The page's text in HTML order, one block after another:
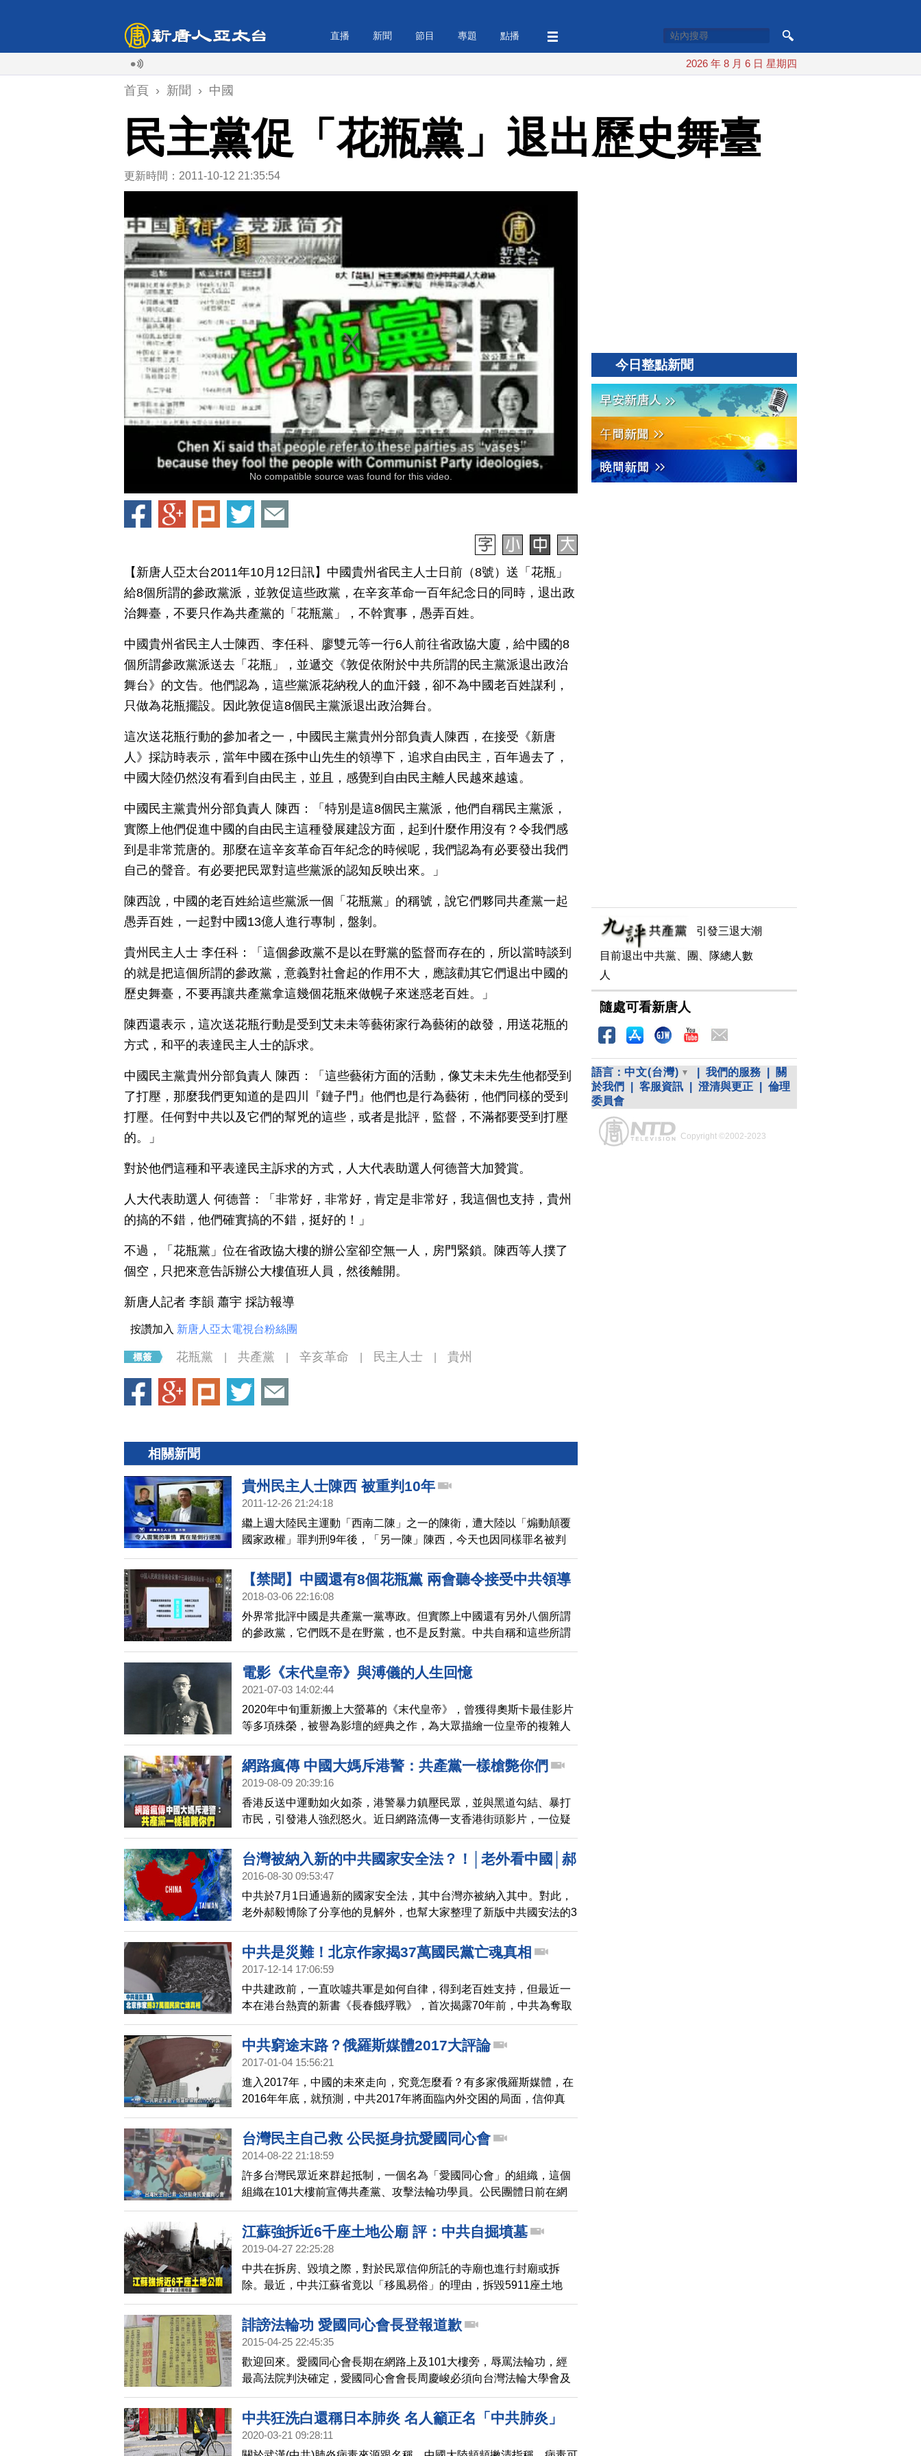
直播 新聞 節目 專題 點播
2026 年 8 月 6 日 星期四
首頁 › 新聞 › 中國
民主黨促「花瓶黨」退出歷史舞臺
更新時間：2011-10-12 21:35:54
No compatible source was found for this video.
【新唐人亞太台2011年10月12日訊】中國貴州省民主人士日前（8號）送「花瓶」
給8個所謂的參政黨派，並敦促這些政黨，在辛亥革命一百年紀念日的同時，退出政
治舞臺，不要只作為共產黨的「花瓶黨」，不幹實事，愚弄百姓。
中國貴州省民主人士陳西、李任科、廖雙元等一行6人前往省政協大廈，給中國的8
個所謂參政黨派送去「花瓶」，並遞交《敦促依附於中共所謂的民主黨派退出政治
舞台》的文告。他們認為，這些黨派花納稅人的血汗錢，卻不為中國老百姓謀利，
只做為花瓶擺設。因此敦促這8個民主黨派退出政治舞台。
這次送花瓶行動的參加者之一，中國民主黨貴州分部負責人陳西，在接受《新唐
人》採訪時表示，當年中國在孫中山先生的領導下，追求自由民主，百年過去了，
中國大陸仍然沒有看到自由民主，並且，感覺到自由民主離人民越來越遠。
中國民主黨貴州分部負責人 陳西：「特別是這8個民主黨派，他們自稱民主黨派，
實際上他們促進中國的自由民主這種發展建設方面，起到什麼作用沒有？令我們感
到是非常荒唐的。那麼在這辛亥革命百年紀念的時候呢，我們認為有必要發出我們
自己的聲音。有必要把民眾對這些黨派的認知反映出來。」
陳西說，中國的老百姓給這些黨派一個「花瓶黨」的稱號，說它們夥同共產黨一起
愚弄百姓，一起對中國13億人進行專制，盤剝。
貴州民主人士 李任科：「這個參政黨不是以在野黨的監督而存在的，所以當時談到
的就是把這個所謂的參政黨，意義對社會起的作用不大，應該勸其它們退出中國的
歷史舞臺，不要再讓共產黨拿這幾個花瓶來做幌子來迷惑老百姓。」
陳西還表示，這次送花瓶行動是受到艾未未等藝術家行為藝術的啟發，用送花瓶的
方式，和平的表達民主人士的訴求。
中國民主黨貴州分部負責人 陳西：「這些藝術方面的活動，像艾未未先生他都受到
了打壓，那麼我們更知道的是四川『鏈子門』他們也是行為藝術，他們同樣的受到
打壓。任何對中共以及它們的幫兇的這些，或者是批評，監督，不滿都要受到打壓
的。」
對於他們這種和平表達民主訴求的方式，人大代表助選人何德普大加贊賞。
人大代表助選人 何德普：「非常好，非常好，肯定是非常好，我這個也支持，貴州
的搞的不錯，他們確實搞的不錯，挺好的！」
不過，「花瓶黨」位在省政協大樓的辦公室卻空無一人，房門緊鎖。陳西等人撲了
個空，只把來意告訴辦公大樓值班人員，然後離開。
新唐人記者 李韻 蕭宇 採訪報導
按讚加入 新唐人亞太電視台粉絲團
花瓶黨 共產黨 辛亥革命 民主人士 貴州
相關新聞
貴州民主人士陳西 被重判10年
2011-12-26 21:24:18
繼上週大陸民主運動「西南二陳」之一的陳衛，遭大陸以「煽動顛覆
國家政權」罪判刑9年後，「另一陳」陳西，今天也因同樣罪名被判
10年徒刑。馬上來關心。
【禁聞】中國還有8個花瓶黨 兩會聽令接受中共領導
2018-03-06 22:16:08
外界常批評中國是共產黨一黨專政。但實際上中國還有另外八個所謂
的參政黨，它們既不是在野黨，也不是反對黨。中共自稱和這些所謂
的民主黨派「肝膽相照」。而在不少外媒和大陸民眾眼裏，這些「花
瓶黨」唯共產黨馬首是瞻。
電影《末代皇帝》與溥儀的人生回憶
2021-07-03 14:02:44
2020年中旬重新搬上大螢幕的《末代皇帝》，曾獲得奧斯卡最佳影片
等多項殊榮，被譽為影壇的經典之作，為大眾描繪一位皇帝的複雜人
生。除了從影視作品認識溥儀，我們還可以閱讀他晚年時留下的回憶
錄，從中探尋更多他的經歷與想法。
網路瘋傳 中國大媽斥港警：共產黨一樣槍斃你們
2019-08-09 20:39:16
香港反送中運動如火如荼，港警暴力鎮壓民眾，並與黑道勾結、暴打
市民，引發港人強烈怒火。近日網路流傳一支香港街頭影片，一位疑
似來自中國大陸的大媽，正向嚴陣以待的港警喊話，警告港警們不要
被共產黨欺騙和利用，否則不會有好的下場。大媽喊話後，圍觀人群
隨即響起一片掌聲。
台灣被納入新的中共國家安全法？！│老外看中國│郝
毅博 Ben Hedges
2016-08-30 09:53:47
中共於7月1日通過新的國家安全法，其中台灣亦被納入其中。對此，
老外郝毅博除了分享他的見解外，也幫大家整理了新版中共國安法的3
個重點，一起來看看。
中共是災難！北京作家揭37萬國民黨亡魂真相
2017-12-14 17:06:59
中共建政前，一直吹噓共軍是如何自律，得到老百姓支持，但最近一
本在港台熱賣的新書《長春餓殍戰》，首次揭露70年前，中共為奪取
長春，不惜餓死37萬人。
中共窮途末路？俄羅斯媒體2017大評論
2017-01-04 15:56:21
進入2017年，中國的未來走向，究竟怎麼看？有多家俄羅斯媒體，在
2016年年底，就預測，中共2017年將面臨內外交困的局面，信仰真
空，是中共面對的真正挑戰。而習近平，又將面對什麼樣的考驗？帶
您瞭解。
台灣民主自己救 公民挺身抗愛國同心會
2014-08-22 21:18:59
許多台灣民眾近來群起抵制，一個名為「愛國同心會」的組織，這個
組織在101大樓前宣傳共產黨、攻擊法輪功學員。公民團體日前在網
路上進行直播表達不滿，呼籲全民守護台灣的民主人權。
江蘇強拆近6千座土地公廟 評：中共自掘墳墓
2019-04-27 22:25:28
中共在拆房、毀墳之際，對於民眾信仰所託的寺廟也進行封廟或拆
除。最近，中共江蘇省竟以「移風易俗」的理由，拆毀5911座土地
廟。評論表示，中共這個舉措是在培養自己的掘墓人。
誹謗法輪功 愛國同心會長登報道歉
2015-04-25 22:45:35
歡迎回來。愛國同心會長期在網路上及101大樓旁，辱罵法輪功，經
最高法院判決確定，愛國同心會會長周慶峻必須向台灣法輪大學會及
前理事長張清溪公開道歉、賠償新台幣廿萬元，並移除網頁上的誹謗
文字。今天，在台灣兩大報登出周慶峻的道歉啟事。張清溪並表示，
判決及道歉啟事給社會，一個正確的示範。
中共狂洗白還稱日本肺炎 名人籲正名「中共肺炎」
2020-03-21 09:28:11
今日整點新聞
引發三退大潮
目前退出中共黨、團、隊總人數
人
隨處可看新唐人
語言： 中文(台灣) 我們的服務
關
於我們
客服資訊 澄清與更正
倫理
委員會
Copyright ©2002-2023